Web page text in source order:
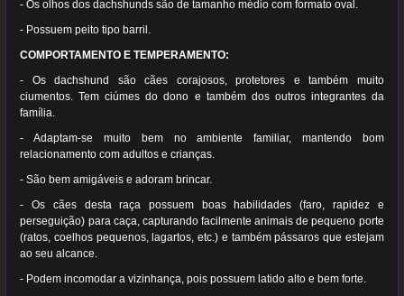
- Os olhos dos dachshunds são de tamanho médio com formato oval.
- Possuem peito tipo barril.
COMPORTAMENTO E TEMPERAMENTO:
- Os dachshund são cães corajosos, protetores e também muito
ciumentos. Tem ciúmes do dono e também dos outros integrantes da
família.
- Adaptam-se muito bem no ambiente familiar, mantendo bom
relacionamento com adultos e crianças.
- São bem amigáveis e adoram brincar.
- Os cães desta raça possuem boas habilidades (faro, rapidez e
perseguição) para caça, capturando facilmente animais de pequeno porte
(ratos, coelhos pequenos, lagartos, etc.) e também pássaros que estejam
ao seu alcance.
- Podem incomodar a vizinhança, pois possuem latido alto e bem forte.